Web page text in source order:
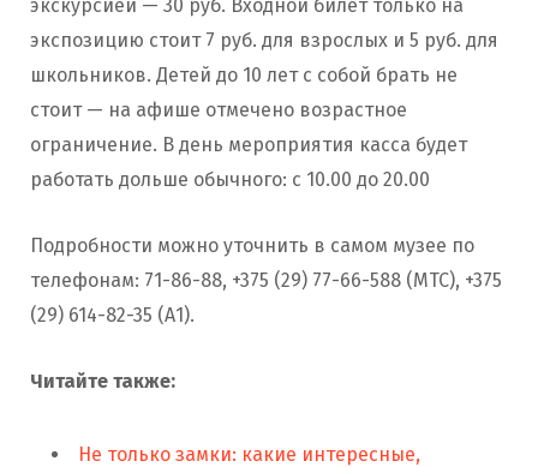
экскурсией — 30 руб. Входной билет только на
экспозицию стоит 7 руб. для взрослых и 5 руб. для
школьников. Детей до 10 лет с собой брать не
стоит — на афише отмечено возрастное
ограничение. В день мероприятия касса будет
работать дольше обычного: с 10.00 до 20.00
Подробности можно уточнить в самом музее по
телефонам: 71-86-88, +375 (29) 77-66-588 (МТС), +375
(29) 614-82-35 (А1).
Читайте также:
Не только замки: какие интересные,